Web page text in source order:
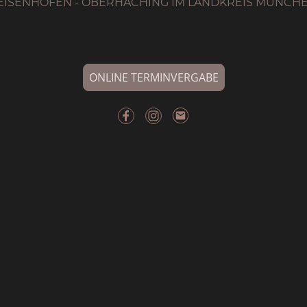
- OBERHACHING IM LANDKREIS
ONLINE TERMINVERGABE